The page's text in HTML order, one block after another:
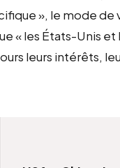
», le mode de
« les États-Unis
leurs intérêts,